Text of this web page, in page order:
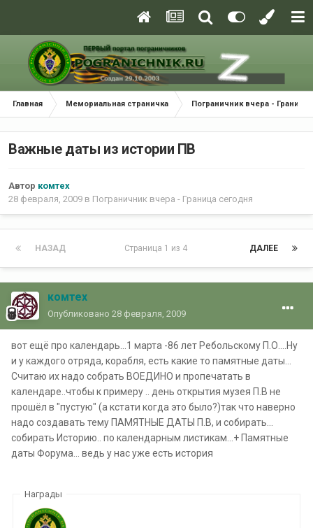
Главная Мемориальная страничка Пограничник вчера - Граница
Важные даты из истории ПВ
Автор комтех
28 февраля, 2009 в Пограничник вчера - Граница сегодня
НАЗАД ДАЛЕЕ
Страница 1 из 4
комтех
Опубликовано 28 февраля, 2009
вот ещё про календарь...1 марта -86 лет Ребольскому П.О....Ну
и у каждого отряда, корабля, есть какие то памятные даты...
Считаю их надо собрать ВОЕДИНО и пропечатать в
календаре..чтобы к примеру .. день открытия музея П.В не
прошёл в "пустую" (а кстати когда это было?)так что наверно
надо создавать тему ПАМЯТНЫЕ ДАТЫ П.В, и собирать...
собирать Историю.. по календарным листикам...+ Памятные
даты Форума... ведь у нас уже есть история
Награды